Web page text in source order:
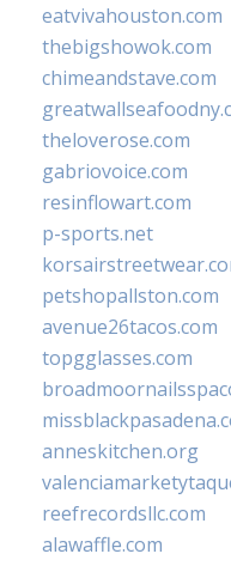
eatvivahouston.com
thebigshowok.com
chimeandstave.com
theloverose.com
gabriovoice.com
resinflowart.com
p-sports.net
petshopallston.com
avenue26tacos.com
topgglasses.com
anneskitchen.org
reefrecordsllc.com
alawaffle.com